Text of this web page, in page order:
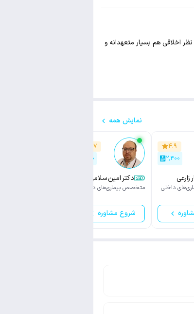
اخلاقی هم‌ بسیار متعهدانه و
نمایش همه
۴.۹
۲,۴۰۰
زارعی
داخلی
۴.۷
۲۰۰
دکتر امین سلامی
متخصص بیماری‌های داخلی
شروع مشاوره